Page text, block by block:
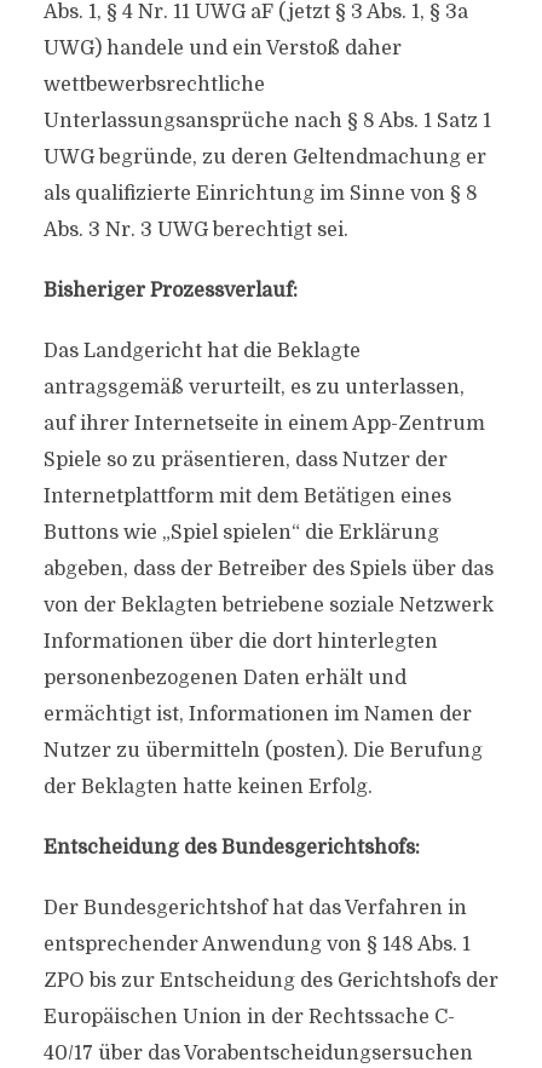
Abs. 1, § 4 Nr. 11 UWG aF (jetzt § 3 Abs. 1, § 3a
UWG) handele und ein Verstoß daher
wettbewerbsrechtliche
Unterlassungsansprüche nach § 8 Abs. 1 Satz 1
UWG begründe, zu deren Geltendmachung er
als qualifizierte Einrichtung im Sinne von § 8
Abs. 3 Nr. 3 UWG berechtigt sei.
Bisheriger Prozessverlauf:
Das Landgericht hat die Beklagte
antragsgemäß verurteilt, es zu unterlassen,
auf ihrer Internetseite in einem App-Zentrum
Spiele so zu präsentieren, dass Nutzer der
Internetplattform mit dem Betätigen eines
Buttons wie „Spiel spielen“ die Erklärung
abgeben, dass der Betreiber des Spiels über das
von der Beklagten betriebene soziale Netzwerk
Informationen über die dort hinterlegten
personenbezogenen Daten erhält und
ermächtigt ist, Informationen im Namen der
Nutzer zu übermitteln (posten). Die Berufung
der Beklagten hatte keinen Erfolg.
Entscheidung des Bundesgerichtshofs:
Der Bundesgerichtshof hat das Verfahren in
entsprechender Anwendung von § 148 Abs. 1
ZPO bis zur Entscheidung des Gerichtshofs der
Europäischen Union in der Rechtssache C-
40/17 über das Vorabentscheidungsersuchen